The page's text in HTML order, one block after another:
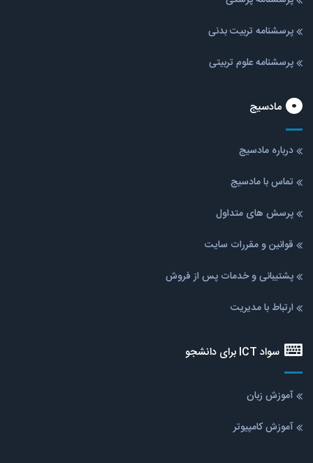
پرسشنامه تربیت بدنی
پرسشنامه علوم تربیتی
مادسیج
درباره مادسیج
تماس با مادسیج
پرسش های متداول
قوانین و مقررات سایت
پشتیبانی و خدمات پس از فروش
ارتباط با مدیریت
سواد ICT برای دانشجو
آموزش زبان
آموزش کامپیوتر